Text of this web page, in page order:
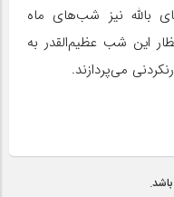
بالله نیز شب‌های ماه
این شب عظیم‌القدر به
می‌پردازند.